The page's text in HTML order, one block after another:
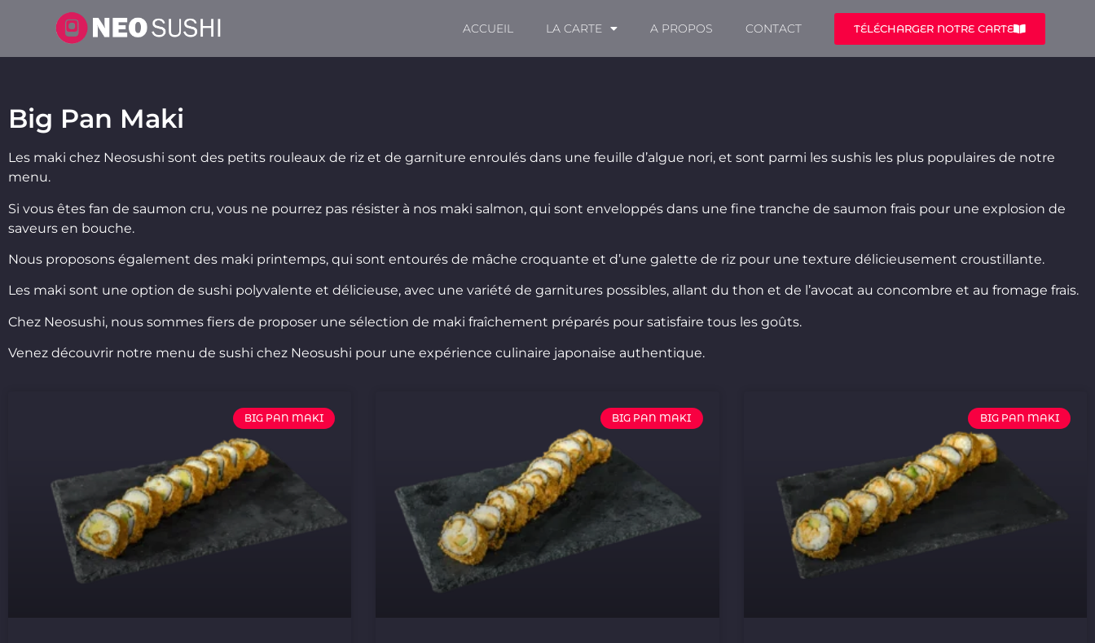
ACCUEIL LA CARTE A PROPOS CONTACT TÉLÉCHARGER NOTRE CARTE
Big Pan Maki
Les maki chez Neosushi sont des petits rouleaux de riz et de garniture enroulés dans une feuille d’algue nori, et sont parmi les sushis les plus populaires de notre
menu.
Si vous êtes fan de saumon cru, vous ne pourrez pas résister à nos maki salmon, qui sont enveloppés dans une fine tranche de saumon frais pour une explosion de
saveurs en bouche.
Nous proposons également des maki printemps, qui sont entourés de mâche croquante et d’une galette de riz pour une texture délicieusement croustillante.
Les maki sont une option de sushi polyvalente et délicieuse, avec une variété de garnitures possibles, allant du thon et de l’avocat au concombre et au fromage frais.
Chez Neosushi, nous sommes fiers de proposer une sélection de maki fraîchement préparés pour satisfaire tous les goûts.
Venez découvrir notre menu de sushi chez Neosushi pour une expérience culinaire japonaise authentique.
BIG PAN MAKI BIG PAN MAKI BIG PAN MAKI